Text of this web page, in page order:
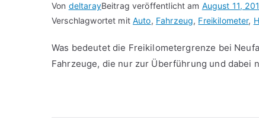
Von deltarayBeitrag veröffentlicht am August 11,
Verschlagwortet mitAuto, Fahrzeug, Freikilometer,
Was bedeutet die Freikilometergrenze bei
Fahrzeuge, die nur zur Überführung und dabei